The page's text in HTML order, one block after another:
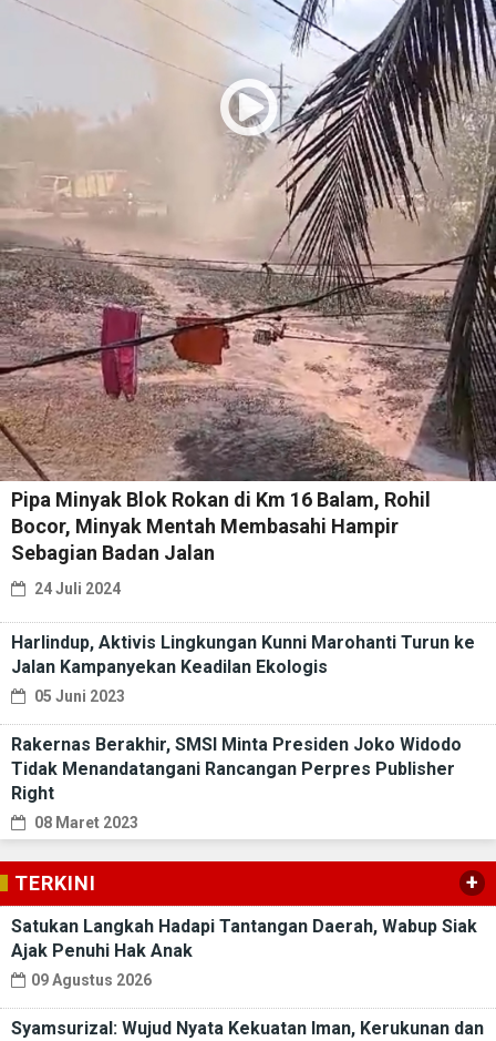
Pipa Minyak Blok Rokan di Km 16 Balam, Rohil
Bocor, Minyak Mentah Membasahi Hampir
Sebagian Badan Jalan
24 Juli 2024
Harlindup, Aktivis Lingkungan Kunni Marohanti Turun ke
Jalan Kampanyekan Keadilan Ekologis
05 Juni 2023
Rakernas Berakhir, SMSI Minta Presiden Joko Widodo
Tidak Menandatangani Rancangan Perpres Publisher
Right
08 Maret 2023
TERKINI +
Satukan Langkah Hadapi Tantangan Daerah, Wabup Siak
Ajak Penuhi Hak Anak
09 Agustus 2026
Syamsurizal: Wujud Nyata Kekuatan Iman, Kerukunan dan